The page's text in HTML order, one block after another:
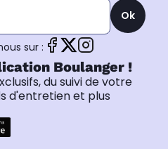
Ok
sur :
Boulanger !
du suivi de votre
d'entretien et plus